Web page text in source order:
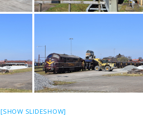
[SHOW SLIDESHOW]